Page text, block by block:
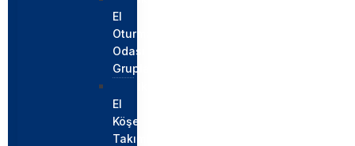
El
Oturma
Odası
Grupları
El
Köşe
Takımları